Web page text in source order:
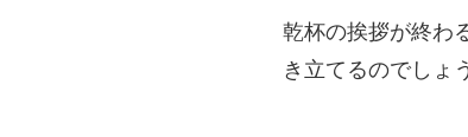
乾杯の挨拶が終わ
き立てるのでしょ